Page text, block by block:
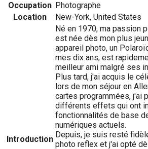
Occupation Photographe
Location
New-York, United States
Introduction
Né en 1970, ma passion
est née dès mon plus
appareil photo, un
mes dix ans, est
meilleur ami malgré ses
Plus tard, j'ai acquis le
lors de mon séjour en
cartes programmées, j'ai
différents effets qui ont
fonctionnalités de base
numériques actuels.
Depuis, je suis resté
photo reflex et j'ai opté